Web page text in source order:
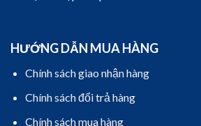
HƯỚNG DẪN MUA HÀNG
Chính sách giao nhận hàng
Chính sách đổi trả hàng
Chính sách mua hàng